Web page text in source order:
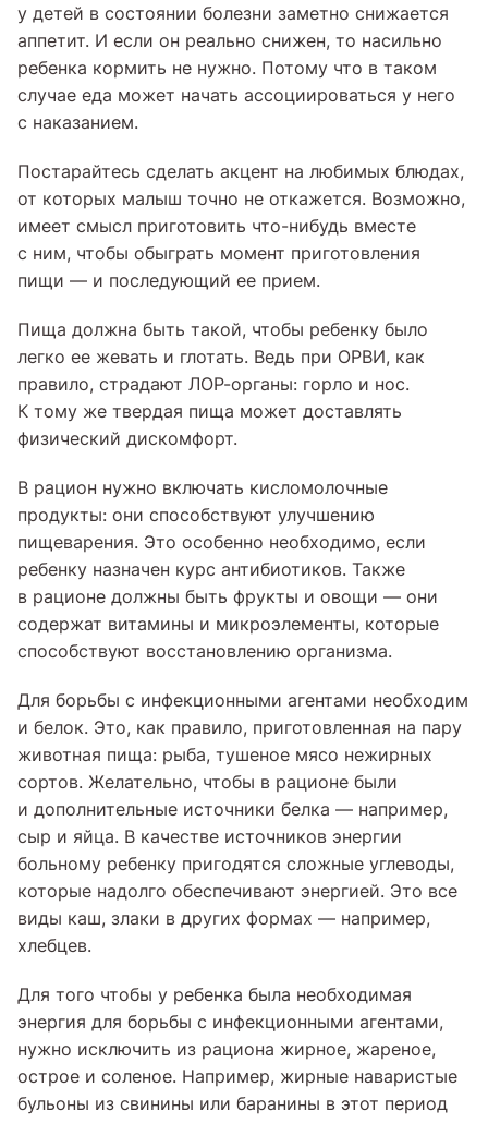
у детей в состоянии болезни заметно снижается
аппетит. И если он реально снижен, то насильно
ребенка кормить не нужно. Потому что в таком
случае еда может начать ассоциироваться у него
с наказанием.
Постарайтесь сделать акцент на любимых блюдах,
от которых малыш точно не откажется. Возможно,
имеет смысл приготовить что-нибудь вместе
с ним, чтобы обыграть момент приготовления
пищи — и последующий ее прием.
Пища должна быть такой, чтобы ребенку было
легко ее жевать и глотать. Ведь при ОРВИ, как
правило, страдают ЛОР-органы: горло и нос.
К тому же твердая пища может доставлять
физический дискомфорт.
В рацион нужно включать кисломолочные
продукты: они способствуют улучшению
пищеварения. Это особенно необходимо, если
ребенку назначен курс антибиотиков. Также
в рационе должны быть фрукты и овощи — они
содержат витамины и микроэлементы, которые
способствуют восстановлению организма.
Для борьбы с инфекционными агентами необходим
и белок. Это, как правило, приготовленная на пару
животная пища: рыба, тушеное мясо нежирных
сортов. Желательно, чтобы в рационе были
и дополнительные источники белка — например,
сыр и яйца. В качестве источников энергии
больному ребенку пригодятся сложные углеводы,
которые надолго обеспечивают энергией. Это все
виды каш, злаки в других формах — например,
хлебцев.
Для того чтобы у ребенка была необходимая
энергия для борьбы с инфекционными агентами,
нужно исключить из рациона жирное, жареное,
острое и соленое. Например, жирные наваристые
бульоны из свинины или баранины в этот период